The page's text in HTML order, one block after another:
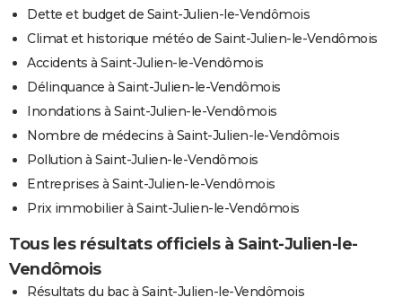
Dette et budget de Saint-Julien-le-Vendômois
Climat et historique météo de Saint-Julien-le-Vendômois
Accidents à Saint-Julien-le-Vendômois
Délinquance à Saint-Julien-le-Vendômois
Inondations à Saint-Julien-le-Vendômois
Nombre de médecins à Saint-Julien-le-Vendômois
Pollution à Saint-Julien-le-Vendômois
Entreprises à Saint-Julien-le-Vendômois
Prix immobilier à Saint-Julien-le-Vendômois
Tous les résultats officiels à Saint-Julien-le-
Vendômois
Résultats du bac à Saint-Julien-le-Vendômois